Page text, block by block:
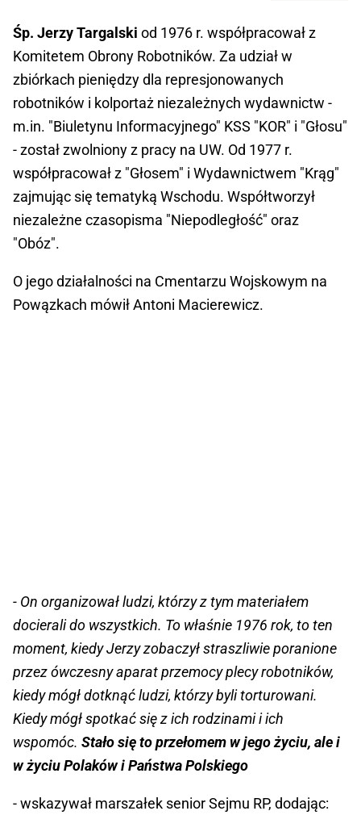
Śp. Jerzy Targalski od 1976 r. współpracował z
Komitetem Obrony Robotników. Za udział w
zbiórkach pieniędzy dla represjonowanych
robotników i kolportaż niezależnych wydawnictw -
m.in. "Biuletynu Informacyjnego" KSS "KOR" i "Głosu"
- został zwolniony z pracy na UW. Od 1977 r.
współpracował z "Głosem" i Wydawnictwem "Krąg"
zajmując się tematyką Wschodu. Współtworzył
niezależne czasopisma "Niepodległość" oraz
"Obóz".
O jego działalności na Cmentarzu Wojskowym na
Powązkach mówił Antoni Macierewicz.
- On organizował ludzi, którzy z tym materiałem
docierali do wszystkich. To właśnie 1976 rok, to ten
moment, kiedy Jerzy zobaczył straszliwie poranione
przez ówczesny aparat przemocy plecy robotników,
kiedy mógł dotknąć ludzi, którzy byli torturowani.
Kiedy mógł spotkać się z ich rodzinami i ich
wspomóc. Stało się to przełomem w jego życiu, ale i
w życiu Polaków i Państwa Polskiego
- wskazywał marszałek senior Sejmu RP, dodając: